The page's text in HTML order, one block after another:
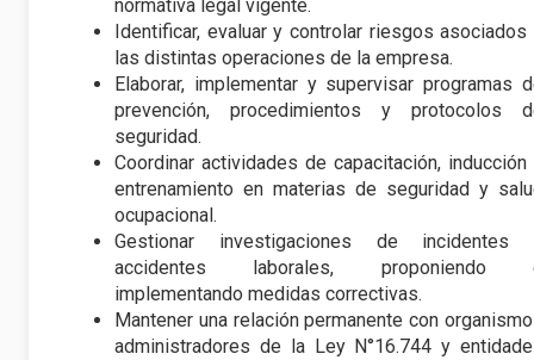
normativa legal vigente.
Identificar, evaluar y controlar riesgos asociados
las distintas operaciones de la empresa.
Elaborar, implementar y supervisar programas
prevención, procedimientos y protocolos
seguridad.
Coordinar actividades de capacitación, inducción
entrenamiento en materias de seguridad y
ocupacional.
Gestionar investigaciones de incidentes
accidentes laborales, proponiendo
implementando medidas correctivas.
Mantener una relación permanente con
administradores de la Ley N°16.744 y